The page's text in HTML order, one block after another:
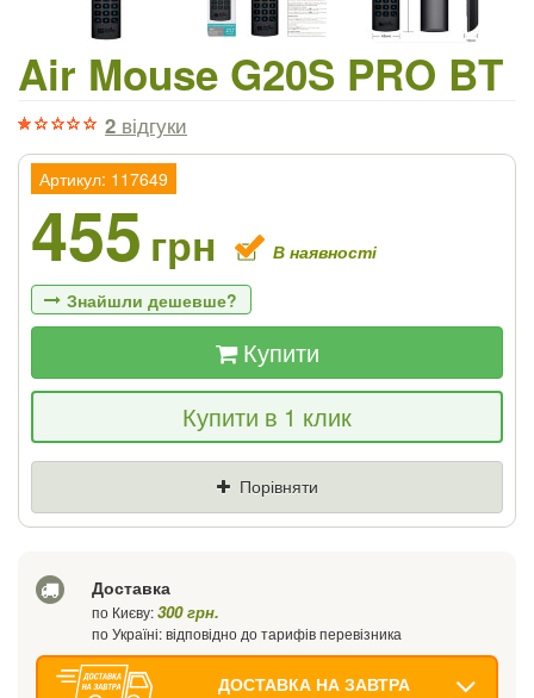
Air Mouse G20S PRO BT
2 відгуки
Артикул: 117649
455 грн В наявності
Знайшли дешевше?
Якщо Ви знайдете товар дешевше - ми
знизимо ціну і подаруємо % від різниці
Купити
Купити в 1 клик
Порівняти
Доставка
по Києву:300 грн.
по Україні: відповідно до тарифів перевізника
ДОСТАВКА НА ЗАВТРА